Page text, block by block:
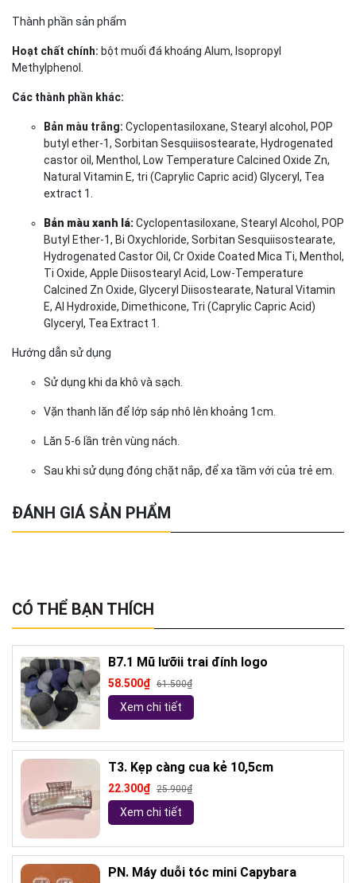
Thành phần sản phẩm
Hoạt chất chính: bột muối đá khoáng Alum, Isopropyl
Methylphenol.
Các thành phần khác:
Bản màu trắng: Cyclopentasiloxane, Stearyl alcohol, POP
butyl ether-1, Sorbitan Sesquiisostearate, Hydrogenated
castor oil, Menthol, Low Temperature Calcined Oxide Zn,
Natural Vitamin E, tri (Caprylic Capric acid) Glyceryl, Tea
extract 1.
Bản màu xanh lá:Cyclopentasiloxane, Stearyl Alcohol, POP
Butyl Ether-1, Bi Oxychloride, Sorbitan Sesquiisostearate,
Hydrogenated Castor Oil, Cr Oxide Coated Mica Ti, Menthol,
Ti Oxide, Apple Diisostearyl Acid, Low-Temperature
Calcined Zn Oxide, Glyceryl Diisostearate, Natural Vitamin
E, Al Hydroxide, Dimethicone, Tri (Caprylic Capric Acid)
Glyceryl, Tea Extract 1.
Hướng dẫn sử dụng
Sử dụng khi da khô và sạch.
Vặn thanh lăn để lớp sáp nhô lên khoảng 1cm.
Lăn 5-6 lần trên vùng nách.
Sau khi sử dụng đóng chặt nắp, để xa tầm với của trẻ em.
ĐÁNH GIÁ SẢN PHẨM
CÓ THỂ BẠN THÍCH
B7.1 Mũ lưỡii trai đính logo
58.500₫ 61.500₫
Xem chi tiết
T3. Kẹp càng cua kẻ 10,5cm
22.300₫ 25.900₫
Xem chi tiết
PN. Máy duỗi tóc mini Capybara